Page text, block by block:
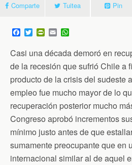
Comparte Tuitea Pin
F
a
e
b
o
o
k
T
w
t
t
e
r
P
n
t
F
r
i
e
n
l
y
E
m
i
l
t
s
A
p
p
Casi una década demoró en
de la recesión que sufrió Chile a
producto de la crisis del sudeste
empleo fue mucho mayor de lo
recuperación posterior mucho
Congreso aprobó incrementos
mínimo justo antes de que
sumamente preocupante que en
internacional similar al de aquel